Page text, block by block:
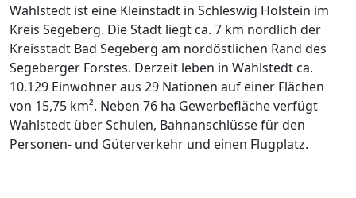
Wahlstedt ist eine Kleinstadt in Schleswig Holstein im
Kreis Segeberg. Die Stadt liegt ca. 7 km nördlich der
Kreisstadt Bad Segeberg am nordöstlichen Rand des
Segeberger Forstes. Derzeit leben in Wahlstedt ca.
10.129 Einwohner aus 29 Nationen auf einer Flächen
von 15,75 km². Neben 76 ha Gewerbefläche verfügt
Wahlstedt über Schulen, Bahnanschlüsse für den
Personen- und Güterverkehr und einen Flugplatz.